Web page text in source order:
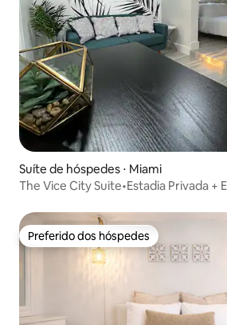
Suíte de hóspedes ⋅ Miami
The Vice City Suite•Estadia Privada +
Preferido dos hóspedes
Preferido dos hóspedes